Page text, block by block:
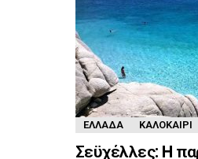
ΕΛΛΆΔΑ ΚΑΛΟΚΑΊΡΙ
Σεϋχέλλες: H